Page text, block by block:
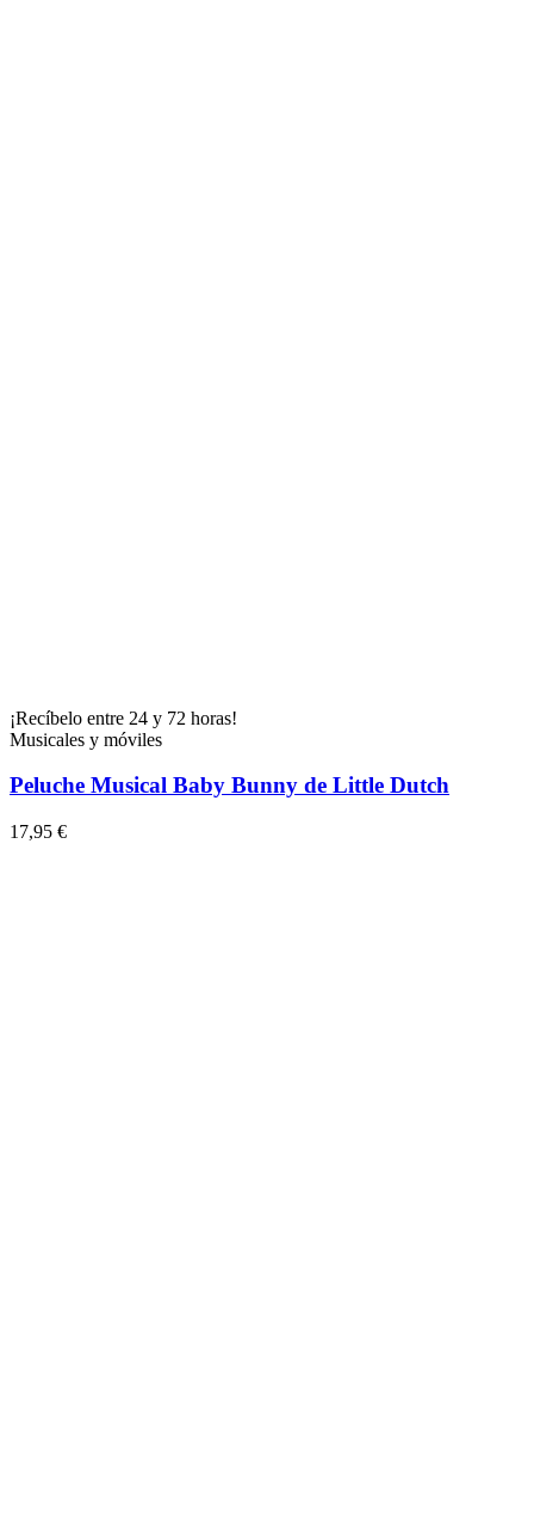
¡Recíbelo entre 24 y 72 horas!
Musicales y móviles
Peluche Musical Baby Bunny de Little Dutch
17,95 €